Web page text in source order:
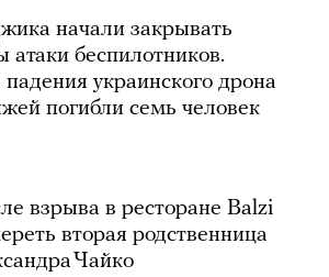
начали закрывать
атаки беспилотников.
падения украинского дрона
погибли семь человек
взрыва в ресторане Balzi
вторая родственница
Чайко